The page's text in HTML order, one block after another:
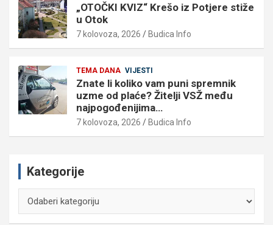
„OTOČKI KVIZ“ Krešo iz Potjere stiže
u Otok
7 kolovoza, 2026 Budica Info
TEMA DANA VIJESTI
Znate li koliko vam puni spremnik
uzme od plaće? Žitelji VSŽ među
najpogođenijima…
7 kolovoza, 2026 Budica Info
Kategorije